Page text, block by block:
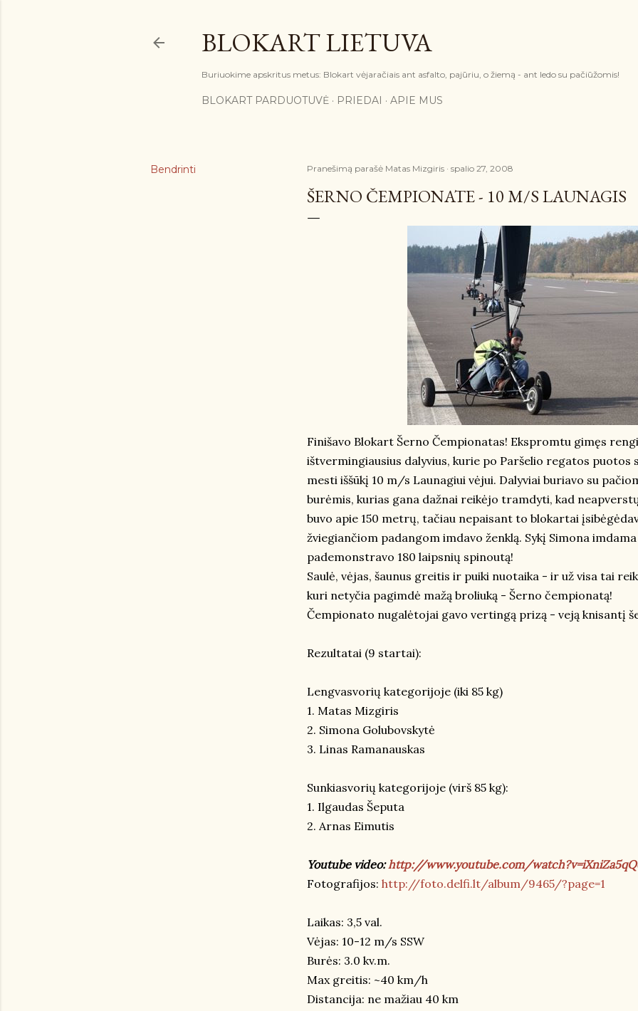
BLOKART LIETUVA
Buriuokime apskritus metus: Blokart vėjaračiais ant asfalto, pajūriu, o žiemą - ant ledo su pačiūžomis!
BLOKART PARDUOTUVĖ PRIEDAI APIE MUS
Bendrinti Pranešimą parašė Matas Mizgiris spalio 27, 2008
ŠERNO ČEMPIONATE - 10 M/S LAUNAGIS
Finišavo Blokart Šerno Čempionatas! Ekspromtu gimęs
ištvermingiausius dalyvius, kurie po Paršelio regatos
mesti iššūkį 10 m/s Launagiui vėjui. Dalyviai buriavo su
burėmis, kurias gana dažnai reikėjo tramdyti, kad
buvo apie 150 metrų, tačiau nepaisant to blokartai
žviegiančiom padangom imdavo ženklą. Sykį Simona
pademonstravo 180 laipsnių spinoutą!
Saulė, vėjas, šaunus greitis ir puiki nuotaika - ir už visa tai
kuri netyčia pagimdė mažą broliuką - Šerno čempionatą!
Čempionato nugalėtojai gavo vertingą prizą - veją knisantį
Rezultatai (9 startai):
Lengvasvorių kategorijoje (iki 85 kg)
1. Matas Mizgiris
2. Simona Golubovskytė
3. Linas Ramanauskas
Sunkiasvorių kategorijoje (virš 85 kg):
1. Ilgaudas Šeputa
2. Arnas Eimutis
Youtube video:http://www.youtube.com/
Fotografijos: http://foto.delfi.lt/album/9465/?page=1
Laikas: 3,5 val.
Vėjas: 10-12 m/s SSW
Burės: 3.0 kv.m.
Max greitis: ~40 km/h
Distancija: ne mažiau 40 km